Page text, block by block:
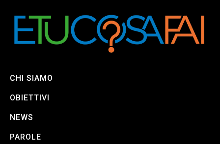
CHI SIAMO
OBIETTIVI
NEWS
PAROLE